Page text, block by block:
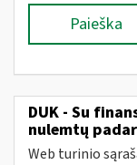
Paieška
DUK - Su
nulemtų
Web turinio